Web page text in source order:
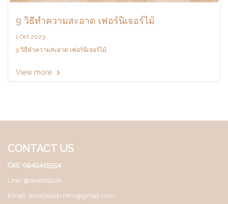
9 วิธีทำความสะอาด เฟอร์นิเจอร์ไม้
1 Oct 2023
9 วิธีทำความสะอาด เฟอร์นิเจอร์ไม้
View more
CONTACT US
Call: 0949415554
Line: @woodslash
Email: woodslash.mm@gmail.com